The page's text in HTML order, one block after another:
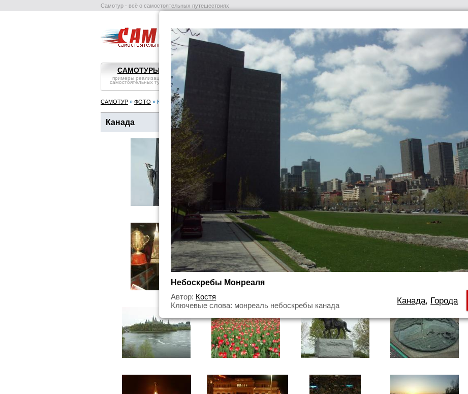
Самотур - всё о самостоятельных путешествиях
поиск отелей авиабилеты вопрос-ответ
САМОТУРЫ
примеры реализации
самостоятельных туров
ВОПРОС-ОТВЕТ СТРАНЫ
справка, особенности, что
посмотреть
БРОНИРОВАНИЕ
САМОТУР » ФОТО » Канада
Канада
Небоскребы Монреаля
Автор: Костя
Ключевые слова: монреаль небоскребы канада
Канада, Города